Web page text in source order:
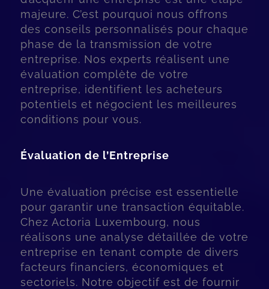
majeure. C’est pourquoi nous offrons
des conseils personnalisés pour chaque
phase de la transmission de votre
entreprise. Nos experts réalisent une
évaluation complète de votre
entreprise, identifient les acheteurs
potentiels et négocient les meilleures
conditions pour vous.
Évaluation de l’Entreprise
Une évaluation précise est essentielle
pour garantir une transaction équitable.
Chez Actoria Luxembourg, nous
réalisons une analyse détaillée de votre
entreprise en tenant compte de divers
facteurs financiers, économiques et
sectoriels. Notre objectif est de fournir